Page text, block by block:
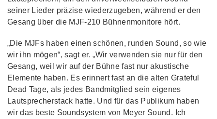
seiner Lieder präzise wiederzugeben, während er den
Gesang über die MJF-210 Bühnenmonitore hört.
„Die MJFs haben einen schönen, runden Sound, so wie
wir ihn mögen“, sagt er. „Wir verwenden sie nur für den
Gesang, weil wir auf der Bühne fast nur akustische
Elemente haben. Es erinnert fast an die alten Grateful
Dead Tage, als jedes Bandmitglied sein eigenes
Lautsprecherstack hatte. Und für das Publikum haben
wir das beste Soundsystem von Meyer Sound. Ich